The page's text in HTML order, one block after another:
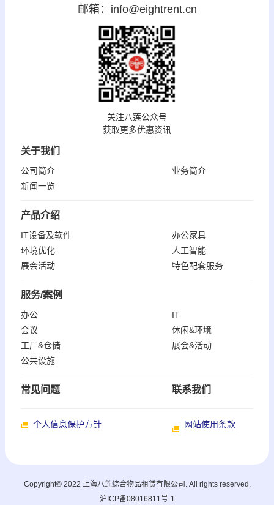
邮箱：info@eightrent.cn
关注八莲公众号
获取更多优惠资讯
关于我们
公司简介
业务简介
新闻一览
产品介绍
IT设备及软件
办公家具
环境优化
人工智能
展会活动
特色配套服务
服务/案例
办公
IT
会议
休闲&环境
工厂&仓储
展会&活动
公共设施
常见问题 联系我们
个人信息保护方针 网站使用条款
Copyright© 2022 上海八莲综合物品租赁有限公司. All rights reserved.
沪ICP备08016811号-1